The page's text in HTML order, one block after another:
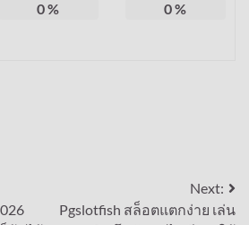
0% 0%
Next:
Pgslotfish สล็อตแตกง่าย เล่น